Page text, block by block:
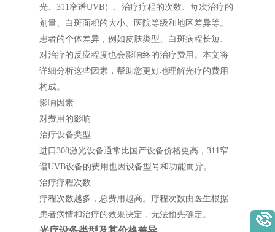
光、311窄谱UVB）、治疗疗程的次数、每次治疗的
剂量、白斑面积的大小、医院等级和地区差异等。
患者的个体差异，例如皮肤类型、白斑病程长短、
对治疗的反应程度也会影响终的治疗费用。本文将
详细分析这些因素，帮助您更好地理解光疗的费用
构成。
影响因素
对费用的影响
治疗设备类型
进口308激光设备通常比国产设备价格更高，311窄
谱UVB设备的费用也因设备型号和功能而异。
治疗疗程次数
疗程次数越多，总费用越高。疗程次数由医生根据
患者病情和治疗的效果决定，无法预先确定。